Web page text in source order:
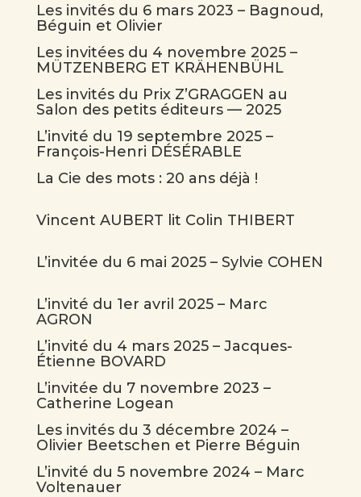
Les invités du 6 mars 2023 – Bagnoud,
Béguin et Olivier
Les invitées du 4 novembre 2025 –
MÜTZENBERG ET KRÄHENBÜHL
Les invités du Prix Z’GRAGGEN au
Salon des petits éditeurs — 2025
L’invité du 19 septembre 2025 –
François-Henri DÉSÉRABLE
La Cie des mots : 20 ans déjà !
Vincent AUBERT lit Colin THIBERT
L’invitée du 6 mai 2025 – Sylvie COHEN
L’invité du 1er avril 2025 – Marc
AGRON
L’invité du 4 mars 2025 – Jacques-
Étienne BOVARD
L’invitée du 7 novembre 2023 –
Catherine Logean
Les invités du 3 décembre 2024 –
Olivier Beetschen et Pierre Béguin
L’invité du 5 novembre 2024 – Marc
Voltenauer